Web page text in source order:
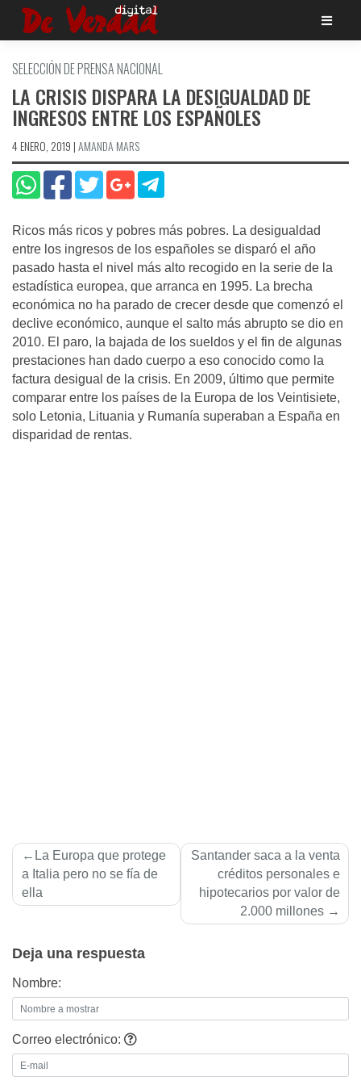
Saltar
SELECCIÓN DE PRENSA NACIONAL
LA CRISIS DISPARA LA DESIGUALDAD DE
INGRESOS ENTRE LOS ESPAÑOLES
4 ENERO, 2019 |AMANDA MARS
Ricos más ricos y pobres más pobres. La desigualdad
entre los ingresos de los españoles se disparó el año
pasado hasta el nivel más alto recogido en la serie de la
estadística europea, que arranca en 1995. La brecha
económica no ha parado de crecer desde que comenzó el
declive económico, aunque el salto más abrupto se dio en
2010. El paro, la bajada de los sueldos y el fin de algunas
prestaciones han dado cuerpo a eso conocido como la
factura desigual de la crisis. En 2009, último que permite
comparar entre los países de la Europa de los Veintisiete,
solo Letonia, Lituania y Rumanía superaban a España en
disparidad de rentas.
Navegación
de
entradas
La Europa que protege
a Italia pero no se fí­a de
ella
Santander saca a la venta
créditos personales e
hipotecarios por valor de
2.000 millones
Deja una respuesta
Nombre:
Correo electrónico: